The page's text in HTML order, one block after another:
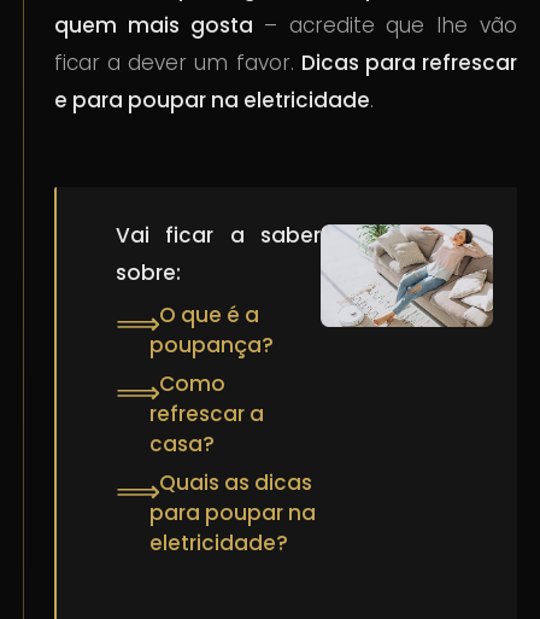
quem mais gosta – acredite que lhe vão
ficar a dever um favor. Dicas para refrescar
e para poupar na eletricidade.
Vai ficar a saber
sobre:
⟹O que é a
poupança?
⟹Como
refrescar a
casa?
⟹Quais as dicas
para poupar na
eletricidade?